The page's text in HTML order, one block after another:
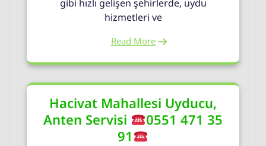
gibi hızlı gelişen şehirlerde, uydu
hizmetleri ve
Read More
Hacivat Mahallesi Uyducu,
Anten Servisi
0551 471 35
91